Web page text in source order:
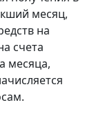
месяц,
на
счета
месяца,